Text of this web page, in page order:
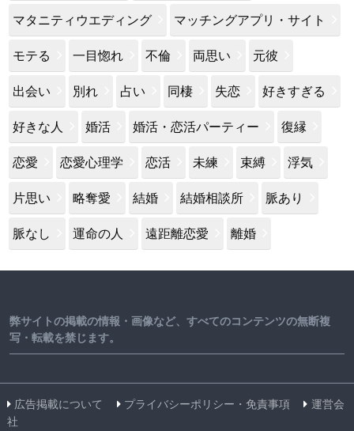
マタニティウエディング マッチングアプリ・サイト
モテる 一目惚れ 不倫 両思い 元彼
出会い 別れ 占い 同棲 失恋 好きすぎる
好きな人 婚活 婚活・恋活パーティー 復縁
恋愛 恋愛心理学 恋活 未練 束縛 浮気
片思い 略奪愛 結婚 結婚相談所 脈あり
脈なし 運命の人 遠距離恋愛 離婚
弊サイトの掲載の情報・画像など、すべてのコンテンツの無断複
写・転載を禁じます。
広告掲載について プライバシーポリシー・免責事項
運営会
社